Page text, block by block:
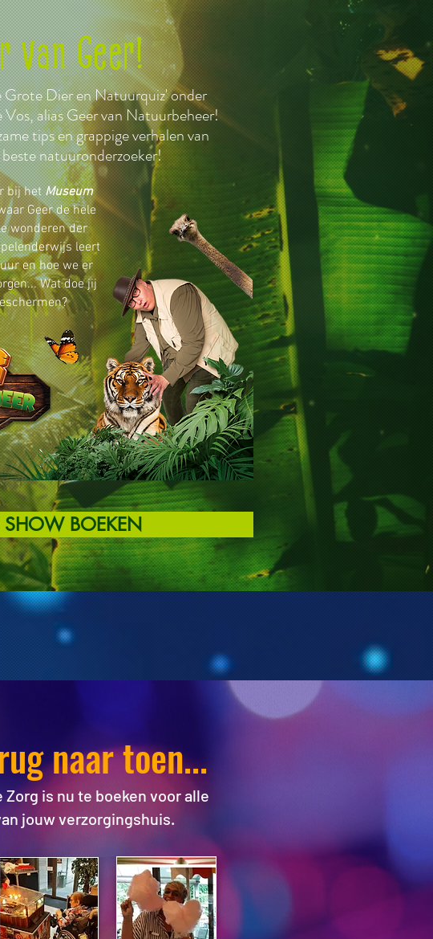
van Geer!
Grote Dier en Natuurquiz' onder
alias Geer van Natuurbeheer!
tips en grappige verhalen van
natuuronderzoeker!
bij het Museum
Geer de hele
wonderen der
leert
en hoe we er
Wat doe jij
SHOW BOEKEN
naar toen...
Zorg is nu te boeken voor alle
jouw verzorgingshuis.